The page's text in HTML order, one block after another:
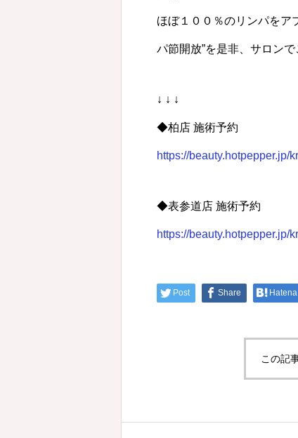
ほぼ１００％のリンパをア
パ節開放”を是非、サロンで
↓ ↓ ↓
◆柏店 施術予約
https://beauty.hotpepper.jp/
◆表参道店 施術予約
https://beauty.hotpepper.jp/
Post Share Hatena
この記